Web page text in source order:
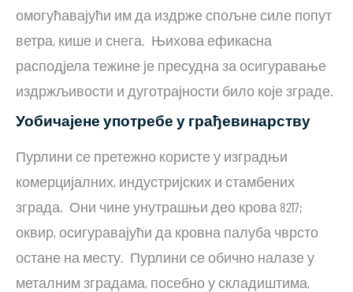
омогућавајући им да издрже спољне силе попут
ветра, кише и снега. Њихова ефикасна
расподјела тежине је пресудна за осигуравање
издржљивости и дуготрајности било које зграде.
Уобичајене употребе у грађевинарству
Пурлини се претежно користе у изградњи
комерцијалних, индустријских и стамбених
зграда. Они чине унутрашњи део крова 8217;
оквир, осигуравајући да кровна палуба чврсто
остане на месту. Пурлини се обично налазе у
металним зградама, посебно у складиштима,